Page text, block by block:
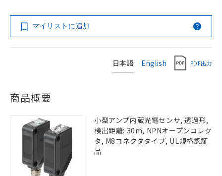
マイリストに追加
日本語 English PDF出力
商品概要
小型アンプ内蔵光電センサ, 透過形,
検出距離: 30m, NPNオープンコレク
タ, M8コネクタタイプ, UL規格認証
品